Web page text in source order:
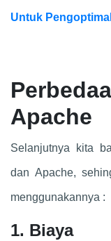
Untuk
Apache
Selanjutnya kita
dan Apache,
menggunakannya :
1. Biaya